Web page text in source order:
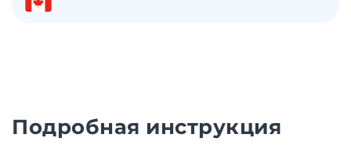
Подробная инструкция